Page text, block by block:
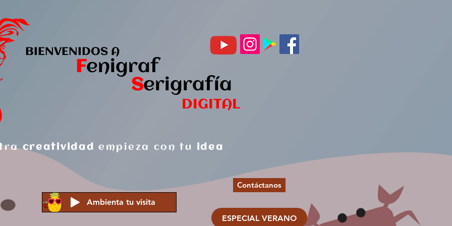
BIENVENIDOS A
Fenigraf
Serigrafía
DIGITAL
Contáctanos
creatividad empieza con tu idea
Ambienta tu visita
ESPECIAL VERANO